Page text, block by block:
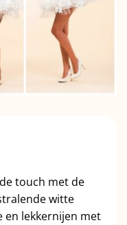
touch met de
witte
en lekkernijen met